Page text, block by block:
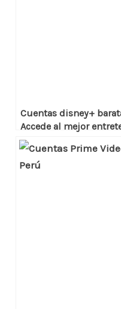
Cuentas disney+
Accede al mejor
menos